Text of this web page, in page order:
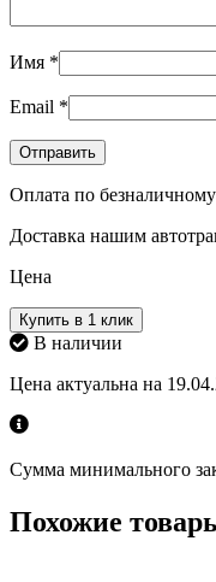
Имя *
Email *
Оплата по
Доставка нашим
Цена
Купить в 1 клик
В наличии
Цена актуальна на
Сумма минимального
Похожие